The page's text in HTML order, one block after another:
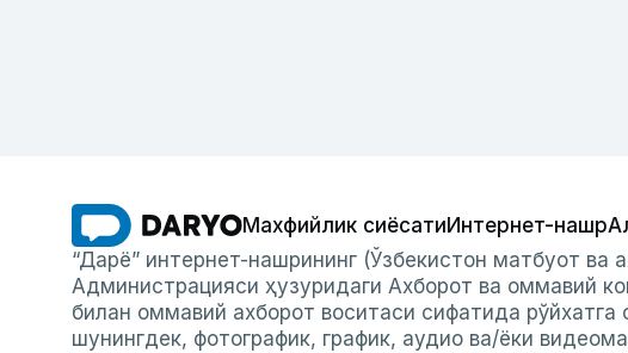
Махфийлик сиёсатиИнтернет-нашр
“Дарё” интернет-нашрининг (Ўзбекистон матбуот ва
Администрацияси ҳузуридаги Ахборот ва оммавий
билан оммавий ахборот воситаси сифатида
шунингдек, фотографик, график, аудио ва/ёки